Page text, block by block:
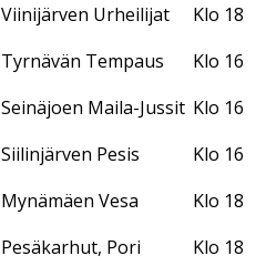
Viinijärven Urheilijat
Klo 18
Tyrnävän Tempaus
Klo 16
Seinäjoen Maila-Jussit Klo 16
Siilinjärven Pesis
Klo 16
Mynämäen Vesa
Klo 18
Pesäkarhut, Pori Klo 18